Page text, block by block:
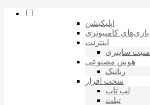
اپلیکیشن
بازی‌های کامپیوتری
اینترنت
امنیت سایبری
هوش مصنوعی
رباتیک
سخت افزار
لپ تاپ
تبلت